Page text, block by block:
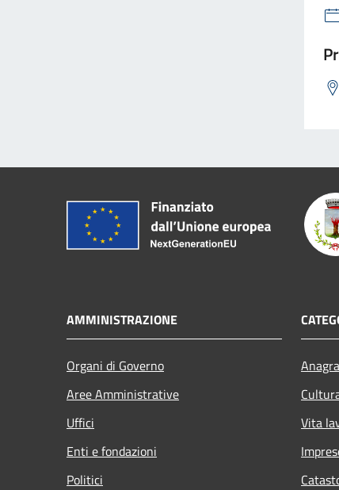
AMMINISTRAZIONE
Organi di Governo
Aree Amministrative
Uffici
Enti e fondazioni
Politici
Vita